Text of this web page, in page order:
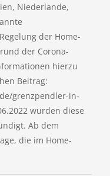
Niederlande,
der Home-
der Corona-
hierzu
Beitrag:
grenzpendler-in-
wurden diese
Ab dem
die im Home-